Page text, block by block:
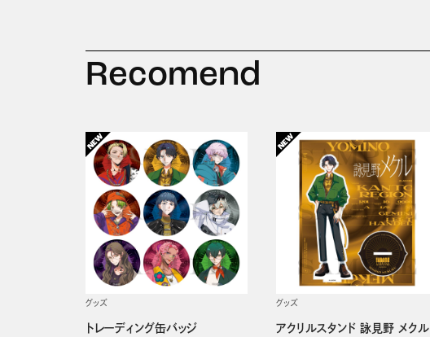
Recomend
グッズ
トレーディング缶バッジ
グッズ
アクリルスタンド 詠見野 メクル